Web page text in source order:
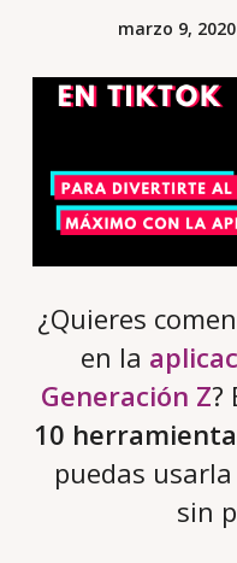
marzo 9, 2020
¿Quieres
en la
Generación Z?
10
puedas
sin